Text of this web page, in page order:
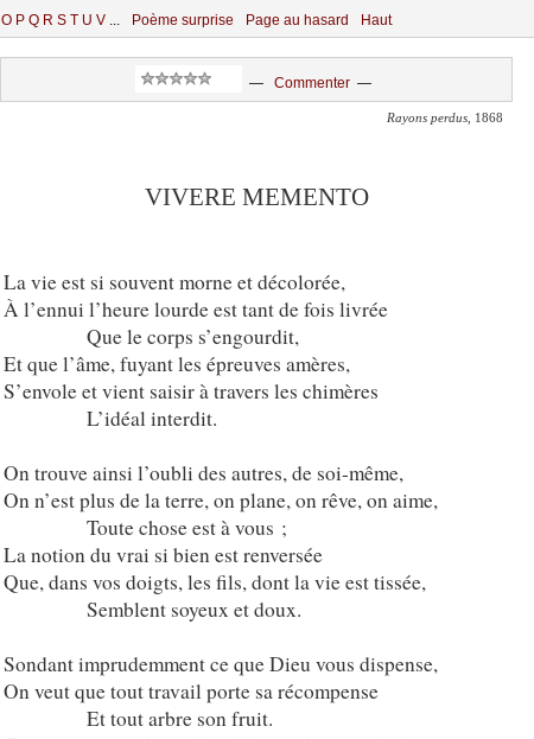
O P Q R S T U V ... Poème surprise Page au hasard Haut
— Commenter—
Rayons perdus , 1868
VIVERE MEMENTO
La vie est si souvent morne et décolorée,
À l’ennui l’heure lourde est tant de fois livrée
Que le corps s’engourdit,
Et que l’âme, fuyant les épreuves amères,
S’envole et vient saisir à travers les chimères
L’idéal interdit.
On trouve ainsi l’oubli des autres, de soi-même,
On n’est plus de la terre, on plane, on rêve, on aime,
Toute chose est à vous ;
La notion du vrai si bien est renversée
Que, dans vos doigts, les fils, dont la vie est tissée,
Semblent soyeux et doux.
Sondant imprudemment ce que Dieu vous dispense,
On veut que tout travail porte sa récompense
Et tout arbre son fruit.